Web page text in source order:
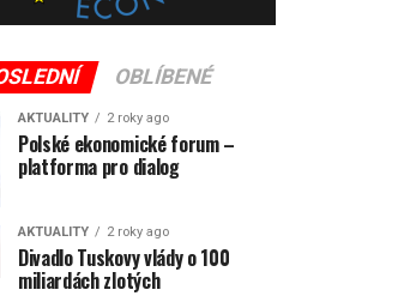
OBLÍBENÉ
AKTUALITY 2 roky ago
Polské ekonomické forum –
platforma pro dialog
AKTUALITY 2 roky ago
Divadlo Tuskovy vlády o 100
miliardách zlotých